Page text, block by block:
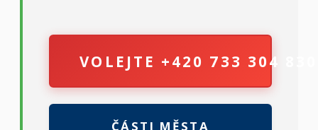
VOLEJTE +420 733 304 830
ČÁSTI MĚSTA